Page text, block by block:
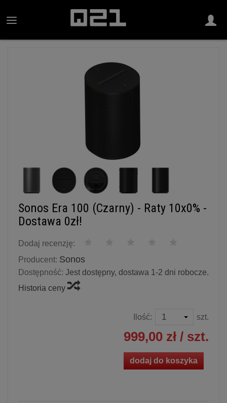
Sonos Era 100 (Czarny) - Raty 10x0% -
Dostawa 0zł!
Dodaj recenzję:
Producent: Sonos
Dostępność: Jest dostępny, dostawa 1-2 dni robocze.
Historia ceny
Ilość: szt.
999,00 zł / szt.
dodaj do koszyka